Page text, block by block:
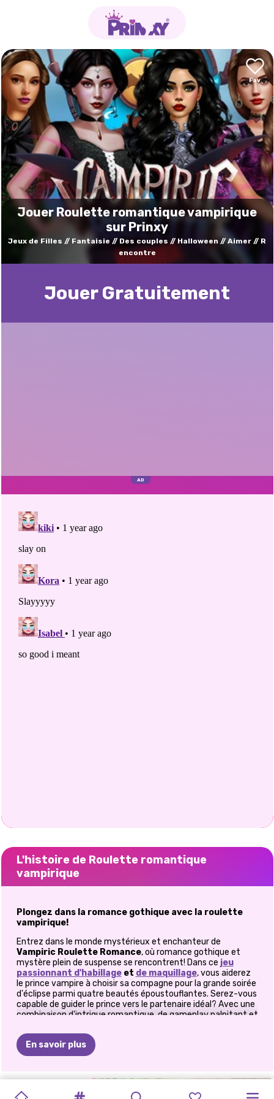
Jouer Roulette romantique vampirique
sur Prinxy
Jeux de Filles Fantaisie Des couples Halloween Aimer
R
encontre
Jouer Gratuitement
L'histoire de Roulette romantique
vampirique
Plongez dans la romance gothique avec la roulette
vampirique!
Entrez dans le monde mystérieux et enchanteur de
Vampiric Roulette Romance, où romance gothique et
mystère plein de suspense se rencontrent! Dans ce jeu
passionnant d'habillageet de maquillage, vous aiderez
le prince vampire à choisir sa compagne pour la grande soirée
d'éclipse parmi quatre beautés époustouflantes. Serez-vous
capable de guider le prince vers le partenaire idéal? Avec une
combinaison d'intrigue romantique, de gameplay palpitant et
et rêveur.
Aidez le prince vampire à trouver son âme sœur
chacune avec son charme et son attrait uniques.
En savoir plus
CHÂTEAU
FASHIONISTA
MAQUILLAGE